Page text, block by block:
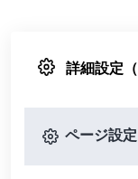
詳細設定
ページ設定